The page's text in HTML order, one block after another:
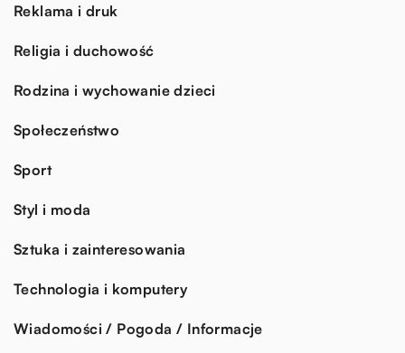
Reklama i druk
Religia i duchowość
Rodzina i wychowanie dzieci
Społeczeństwo
Sport
Styl i moda
Sztuka i zainteresowania
Technologia i komputery
Wiadomości / Pogoda / Informacje